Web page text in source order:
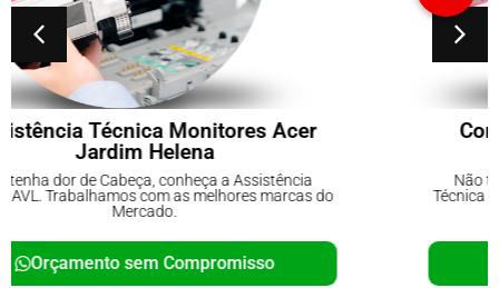
Conserto de No-breaks Parque do
Não tenha dor de Cabeça, conheça a Assistência
Técnica AVL. Trabalhamos com as melhores marcas do
Orçamento sem Compromisso